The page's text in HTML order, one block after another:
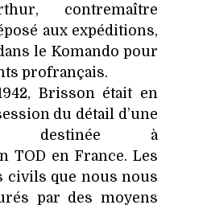
contremaître
aux expéditions,
le Komando pour
profrançais.
Brisson était en
du détail d’une
destinée à
TOD en France. Les
civils que nous nous
par des moyens